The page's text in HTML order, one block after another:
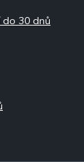
30 dnů